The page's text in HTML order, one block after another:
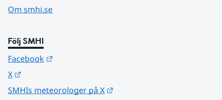
Om smhi.se
Följ SMHI
Facebook
X
SMHIs meteorologer på X